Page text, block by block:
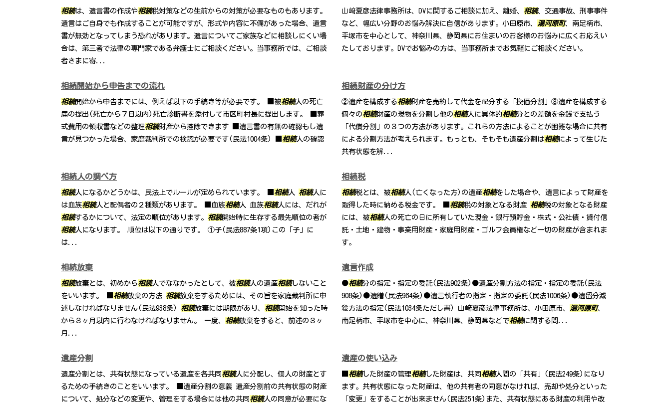
相続は、遺言書の作成や相続税対策などの生前からの対策が必要なものもあります。
遺言はご自身でも作成することが可能ですが、形式や内容に不備があった場合、遺言
書が無効となってしまう恐れがあります。遺言についてご家族などに相談しにくい場
合は、第三者で法律の専門家である弁護士にご相談ください。当事務所では、ご相談
者さまに寄...
山﨑夏彦法律事務所は、DVに関するご相談に加え、離婚、 相続、交通事故、刑事事件
など、幅広い分野のお悩み解決に自信があります。小田原市、 湯河原町、南足柄市、
平塚市を中心として、神奈川県、静岡県にお住まいのお客様のお悩みに広くお応えい
たしております。DVでお悩みの方は、当事務所までお気軽にご相談ください。
相続開始から申告までの流れ
相続開始から申告までには、例えば以下の手続き等が必要です。 ■被相続人の死亡
届の提出(死亡から７日以内)死亡診断書を添付して市区町村長に提出します。 ■葬
式費用の領収書などの整理相続財産から控除できます ■遺言書の有無の確認もし遺
言が見つかった場合、家庭裁判所での検認が必要です(民法1004条) ■ 相続人の確認
相続財産の分け方
②遺産を構成する相続財産を売約して代金を配分する「換価分割」③遺産を構成する
個々の相続財産の現物を分割し他の相続人に具体的相続分との差額を金銭で支払う
「代償分割」の３つの方法があります。これらの方法によることが困難な場合に共有
による分割方法が考えられます。もっとも、そもそも遺産分割は相続によって生じた
共有状態を解...
相続人の調べ方
相続人になるかどうかは、民法上でルールが定められています。 ■ 相続人 相続人に
は血族相続人と配偶者の２種類があります。 ■血族相続人 血族相続人には、だれが
相続するかについて、法定の順位があります。 相続開始時に生存する最先順位の者が
相続人になります。 順位は以下の通りです。 ①子(民法887条1項)この「子」に
は...
相続税
相続税とは、被相続人(亡くなった方)の遺産相続をした場合や、遺言によって財産を
取得した時に納める税金です。 ■ 相続税の対象となる財産 相続税の対象となる財産
には、被相続人の死亡の日に所有していた現金・銀行預貯金・株式・公社債・貸付信
託・土地・建物・事業用財産・家庭用財産・ゴルフ会員権など一切の財産が含まれま
す。
相続放棄
相続放棄とは、初めから相続人でななかったとして、被相続人の遺産相続しないこと
をいいます。 ■ 相続放棄の方法 相続放棄をするためには、その旨を家庭裁判所に申
述しなければなりません(民法938条) 相続放棄には期限があり、 相続開始を知った時
から３ヶ月以内に行わなければなりません。 一度、 相続放棄をすると、前述の３ヶ
月...
遺言作成
●相続分の指定・指定の委託(民法902条)●遺産分割方法の指定・指定の委託(民法
908条)●遺贈(民法964条)●遺言執行者の指定・指定の委託(民法1006条)●遺留分減
殺方法の指定(民法1034条ただし書) 山﨑夏彦法律事務所は、小田原市、 湯河原町、
南足柄市、平塚市を中心に、神奈川県、静岡県などで相続に関する問...
遺産分割
遺産分割とは、共有状態になっている遺産を各共同相続人に分配し、個人の財産とす
るための手続きのことをいいます。 ■遺産分割の意義 遺産分割前の共有状態の財産
について、処分などの変更や、管理をする場合には他の共同相続人の同意が必要にな
遺産の使い込み
相続した財産の管理相続した財産は、共同相続人間の「共有」(民法249条)になり
ます。共有状態になった財産は、他の共有者の同意がなければ、売却や処分といった
「変更」をすることが出来ません(民法251条)また、共有状態にある財産の利用や改